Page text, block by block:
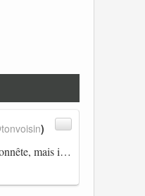
“C'est une belle chose d'être honnête, mais il est également important d'avoir raison.” Winston Churchill Réplico…
)